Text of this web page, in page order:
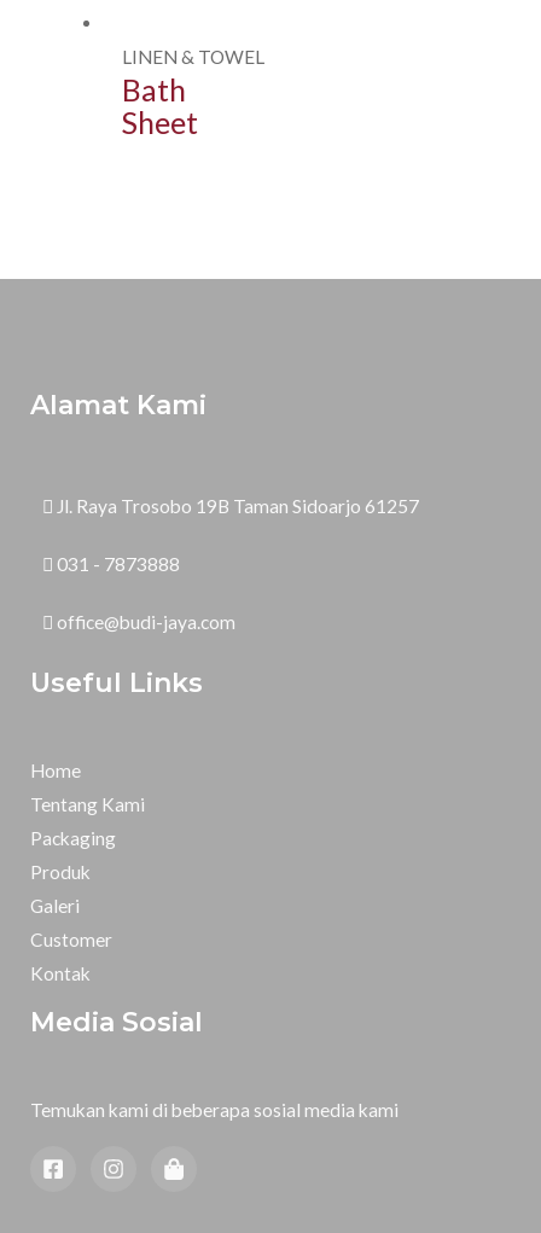
LINEN & TOWEL
Bath
Sheet
Alamat Kami
Jl. Raya Trosobo 19B Taman Sidoarjo 61257
031 - 7873888
office@budi-jaya.com
Useful Links
Home
Tentang Kami
Packaging
Produk
Galeri
Customer
Kontak
Media Sosial
Temukan kami di beberapa sosial media kami